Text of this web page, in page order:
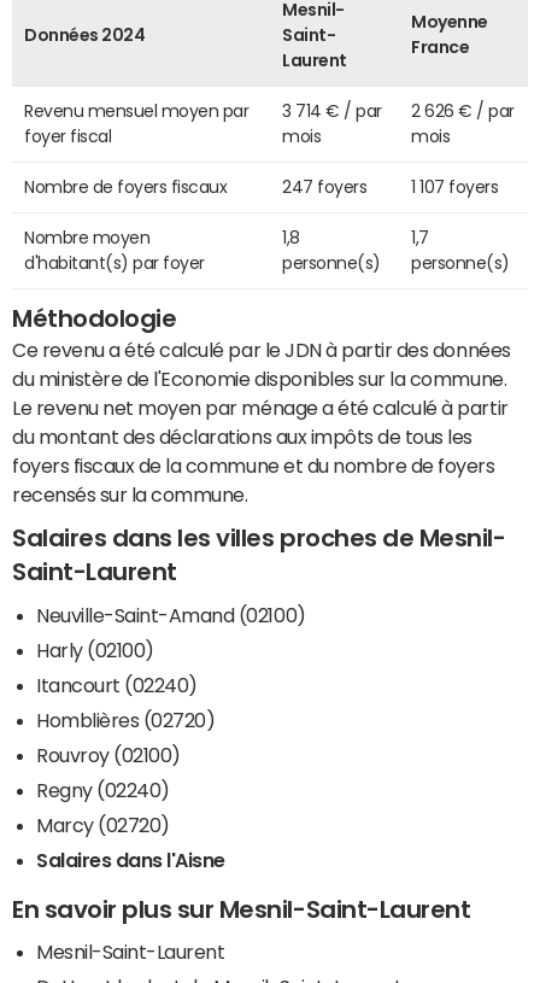
Données 2024
Mesnil-
Saint-
Laurent
Moyenne
France
Revenu mensuel moyen par
foyer fiscal
3 714 € / par
mois
2 626 € / par
mois
Nombre de foyers fiscaux 247 foyers 1 107 foyers
Nombre moyen
d'habitant(s) par foyer
1,8
personne(s)
1,7
personne(s)
Méthodologie
Ce revenu a été calculé par le JDN à partir des données
du ministère de l'Economie disponibles sur la commune.
Le revenu net moyen par ménage a été calculé à partir
du montant des déclarations aux impôts de tous les
foyers fiscaux de la commune et du nombre de foyers
recensés sur la commune.
Salaires dans les villes proches de Mesnil-
Saint-Laurent
Neuville-Saint-Amand (02100)
Harly (02100)
Itancourt (02240)
Homblières (02720)
Rouvroy (02100)
Regny (02240)
Marcy (02720)
Salaires dans l'Aisne
En savoir plus sur Mesnil-Saint-Laurent
Mesnil-Saint-Laurent